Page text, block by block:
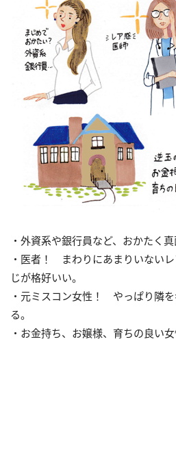
・外資系や銀行員など、おかたく真
・医者！ まわりにあまりいない
じが格好いい。
・元ミスコン女性！ やっぱり隣
る。
・お金持ち、お嬢様、育ちの良い